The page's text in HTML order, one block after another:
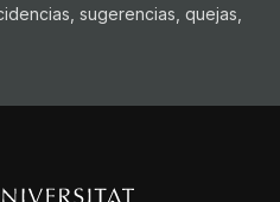
sugerencias, quejas,